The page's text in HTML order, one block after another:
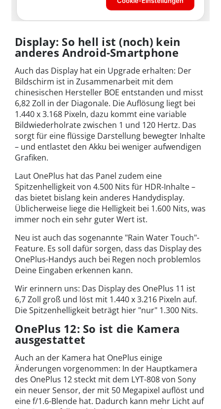
Display: So hell ist (noch) kein
anderes Android-Smartphone
Auch das Display hat ein Upgrade erhalten: Der
Bildschirm ist in Zusammenarbeit mit dem
chinesischen Hersteller BOE entstanden und misst
6,82 Zoll in der Diagonale. Die Auflösung liegt bei
1.440 x 3.168 Pixeln, dazu kommt eine variable
Bildwiederholrate zwischen 1 und 120 Hertz. Das
sorgt für eine flüssige Darstellung bewegter Inhalte
– und entlastet den Akku bei weniger aufwendigen
Grafiken.
Laut OnePlus hat das Panel zudem eine
Spitzenhelligkeit von 4.500 Nits für HDR-Inhalte –
das bietet bislang kein anderes Handydisplay.
Üblicherweise liege die Helligkeit bei 1.600 Nits, was
immer noch ein sehr guter Wert ist.
Neu ist auch das sogenannte "Rain Water Touch"-
Feature. Es soll dafür sorgen, dass das Display des
OnePlus-Handys auch bei Regen noch problemlos
Deine Eingaben erkennen kann.
Wir erinnern uns: Das Display des OnePlus 11 ist
6,7 Zoll groß und löst mit 1.440 x 3.216 Pixeln auf.
Die Spitzenhelligkeit beträgt hier "nur" 1.300 Nits.
OnePlus 12: So ist die Kamera
ausgestattet
Auch an der Kamera hat OnePlus einige
Änderungen vorgenommen: In der Hauptkamera
des OnePlus 12 steckt mit dem LYT-808 von Sony
ein neuer Sensor, der mit 50 Megapixel auflöst und
eine f/1.6-Blende hat. Dadurch kann mehr Licht auf